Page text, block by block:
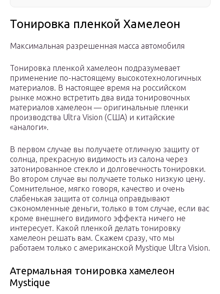
Тонировка пленкой Хамелеон
Максимальная разрешенная масса автомобиля
Тонировка пленкой хамелеон подразумевает
применение по-настоящему высокотехнологичных
материалов. В настоящее время на российском
рынке можно встретить два вида тонировочных
материалов хамелеон — оригинальные пленки
производства Ultra Vision (США) и китайские
«аналоги».
В первом случае вы получаете отличную защиту от
солнца, прекрасную видимость из салона через
затонированное стекло и долговечность тонировки.
Во втором случае вы получаете только низкую цену.
Сомнительное, мягко говоря, качество и очень
слабенькая защита от солнца оправдывают
сэкономленные деньги, только в том случае, если вас
кроме внешнего видимого эффекта ничего не
интересует. Какой пленкой делать тонировку
хамелеон решать вам. Скажем сразу, что мы
работаем только с американской Mystique Ultra Vision.
Атермальная тонировка хамелеон
Mystique